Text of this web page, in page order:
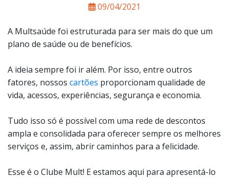
09/04/2021
A Multsaúde foi estruturada para ser mais do que um
plano de saúde ou de benefícios.
A ideia sempre foi ir além. Por isso, entre outros
fatores, nossos cartões proporcionam qualidade de
vida, acessos, experiências, segurança e economia.
Tudo isso só é possível com uma rede de descontos
ampla e consolidada para oferecer sempre os melhores
serviços e, assim, abrir caminhos para a felicidade.
Esse é o Clube Mult! E estamos aqui para apresentá-lo